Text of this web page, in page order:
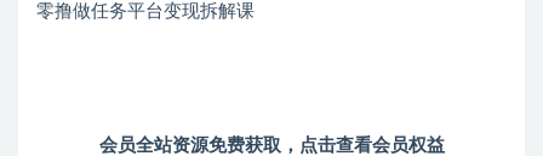
零撸做任务平台变现拆解课
会员全站资源免费获取， 点击查看会员权益